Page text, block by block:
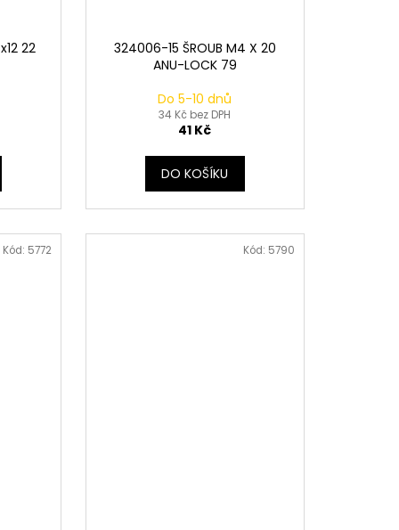
22
324006-15 ŠROUB M4 X 20
ANU-LOCK 79
Do 5-10 dnů
34 Kč bez DPH
41 Kč
DO KOŠÍKU
Kód: 5772 Kód: 5790